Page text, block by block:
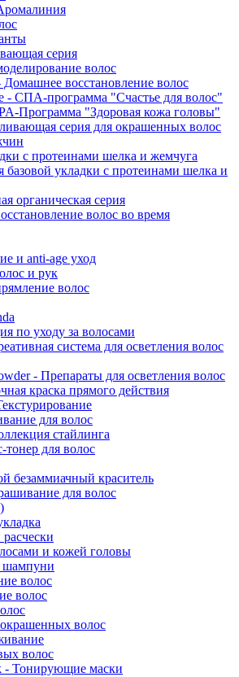
серия
волос
Домашнее восстановление волос
- СПА-программа "Счастье для волос"
Программа "Здоровая кожа головы"
серия для окрашенных волос
с протеинами шелка и жемчуга
базовой укладки с протеинами шелка и
органическая серия
волос во время
и anti-age уход
и рук
волос
по уходу за волосами
система для осветления волос
- Препараты для осветления волос
краска прямого действия
для волос
стайлинга
тонер для волос
безаммиачный краситель
для волос
и кожей головы
шампуни
волос
волос
волос
волос
- Тонирующие маски